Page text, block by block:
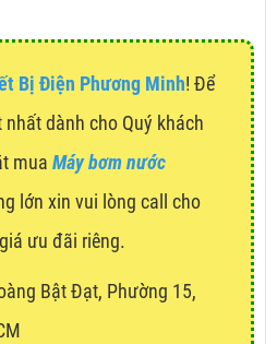
Bị Điện Phương Minh! Để
dành cho Quý khách
mua Máy bơm nước
lớn xin vui lòng call cho
ưu đãi riêng.
Bật Đạt, Phường 15,